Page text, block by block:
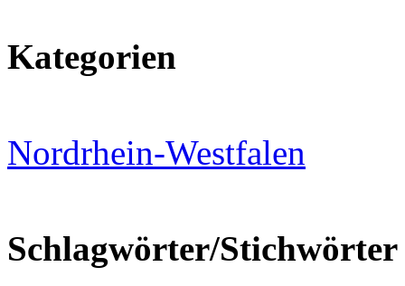
Kategorien
Nordrhein-Westfalen
Schlagwörter/Stichwörter